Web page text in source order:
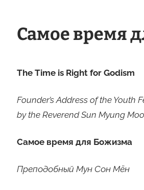
Самое время
The Time is Right for Godism
Founder’s Address of the Youth
by the Reverend Sun Myung
Самое время для Божизма
Преподобный Мун Сон Мён